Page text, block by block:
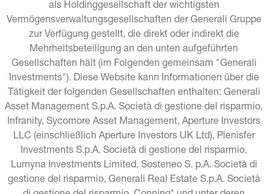
als Holdinggesellschaft der wichtigsten
Vermögensverwaltungsgesellschaften der Generali Gruppe
zur Verfügung gestellt, die direkt oder indirekt die
Mehrheitsbeteiligung an den unten aufgeführten
Gesellschaften hält (im Folgenden gemeinsam "Generali
Investments"). Diese Website kann Informationen über die
Tätigkeit der folgenden Gesellschaften enthalten: Generali
Asset Management S.p.A. Società di gestione del risparmio,
Infranity, Sycomore Asset Management, Aperture Investors
LLC (einschließlich Aperture Investors UK Ltd), Plenisfer
Investments S.p.A. Società di gestione del risparmio,
Lumyna Investments Limited, Sosteneo S. p.A. Società di
gestione del risparmio, Generali Real Estate S.p.A. Società